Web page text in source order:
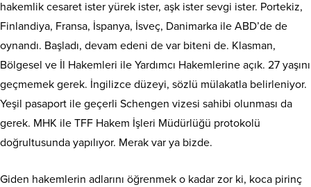
hakemlik cesaret ister yürek ister, aşk ister sevgi ister. Portekiz,
Finlandiya, Fransa, İspanya, İsveç, Danimarka ile ABD’de de
oynandı. Başladı, devam edeni de var biteni de. Klasman,
Bölgesel ve İl Hakemleri ile Yardımcı Hakemlerine açık. 27 yaşını
geçmemek gerek. İngilizce düzeyi, sözlü mülakatla belirleniyor.
Yeşil pasaport ile geçerli Schengen vizesi sahibi olunması da
gerek. MHK ile TFF Hakem İşleri Müdürlüğü protokolü
doğrultusunda yapılıyor. Merak var ya bizde.
Giden hakemlerin adlarını öğrenmek o kadar zor ki, koca pirinç